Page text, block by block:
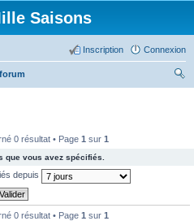
Saisons
Connexion
Inscription
0 résultat • Page 1 sur 1
que vous avez spécifiés.
depuis
0 résultat • Page 1 sur 1